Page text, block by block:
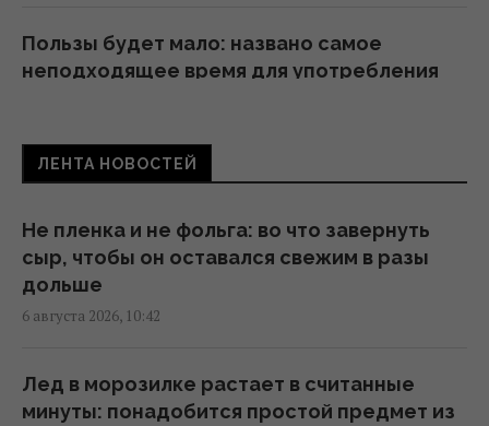
Пользы будет мало: названо самое
неподходящее время для употребления
запреты соблюдали наши предки
08:15 четверг, 06 августа 2026
Не только вкусно: 9 видов чая, которые
07:57 четверг, 06 августа 2026
ЛЕНТА НОВОСТЕЙ
Не пленка и не фольга: во что завернуть
сыр, чтобы он оставался свежим в разы
дольше
6 августа 2026, 10:42
Лед в морозилке растает в считанные
минуты: понадобится простой предмет из